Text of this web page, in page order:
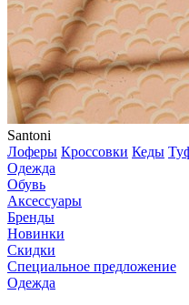
Santoni
Лоферы Кроссовки Кеды
Одежда
Обувь
Аксессуары
Бренды
Новинки
Скидки
Специальное предложение
Одежда